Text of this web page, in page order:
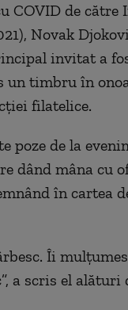
COVID de către
Novak
invitat a
un timbru în
filatelice.
poze de la
dând mâna cu
în cartea
Îi
a scris el alături